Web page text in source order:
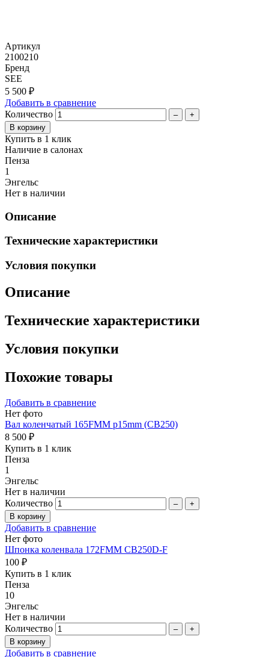
Артикул
2100210
Бренд
SEE
5 500 ₽
Добавить в сравнение
Количество
– +
Купить в 1 клик
Наличие в салонах
Пенза
1
Энгельс
Нет в наличии
Описание
Технические характеристики
Условия покупки
Описание
Технические характеристики
Условия покупки
Похожие товары
Добавить в сравнение
Нет фото
Вал коленчатый 165FMM p15mm (CB250)
8 500 ₽
Купить в 1 клик
Пенза
1
Энгельс
Нет в наличии
Количество
– +
Добавить в сравнение
Нет фото
Шпонка коленвала 172FMM CB250D-F
100 ₽
Купить в 1 клик
Пенза
10
Энгельс
Нет в наличии
Количество
– +
Добавить в сравнение